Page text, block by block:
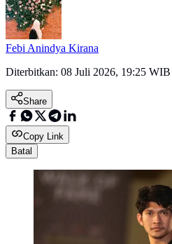
Febi Anindya Kirana
Diterbitkan: 08 Juli 2026, 19:25 WIB
Share
Copy Link
Batal